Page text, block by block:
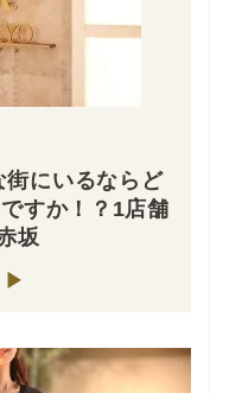
街にいるならど
すか！？1店舗
坂